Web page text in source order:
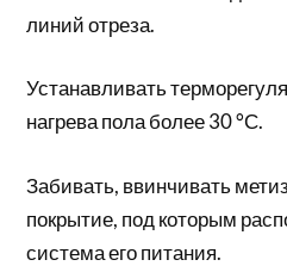
линий отреза.
Устанавливать
нагрева пола более 30 °С.
Забивать, ввинчивать
покрытие, под которым
система его питания.